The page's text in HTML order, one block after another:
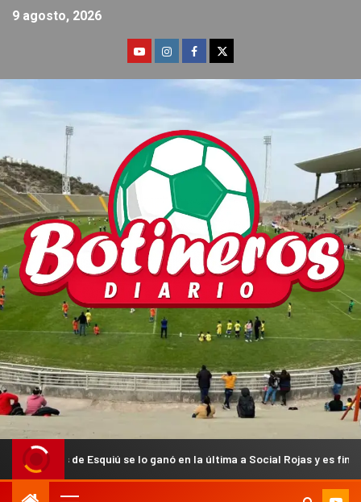
9 agosto, 2026
se lo ganó en la última a Social Rojas y es finalista del Anual